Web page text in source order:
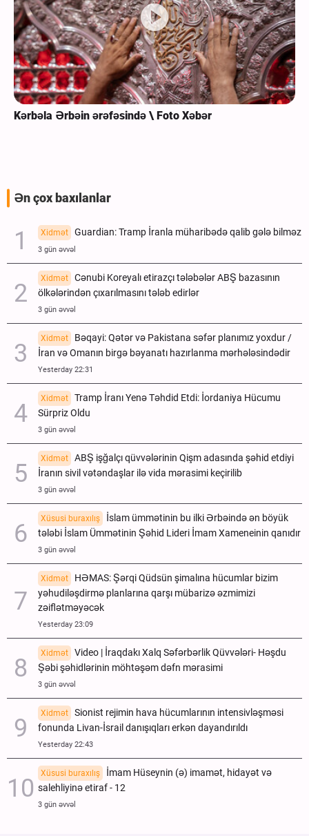
Kərbəla Ərbəin ərəfəsində \ Foto Xəbər
Ən çox baxılanlar
Xidmət Guardian: Tramp İranla müharibədə qalib gələ bilməz
3 gün əvvəl
Xidmət
Cənubi Koreyalı etirazçı tələbələr ABŞ bazasının
ölkələrindən çıxarılmasını tələb edirlər
3 gün əvvəl
Xidmət
Bəqayi: Qətər və Pakistana səfər planımız yoxdur /
İran və Omanın birgə bəyanatı hazırlanma mərhələsindədir
Yesterday 22:31
Xidmət
Tramp İranı Yenə Təhdid Etdi: İordaniya Hücumu
Sürpriz Oldu
3 gün əvvəl
Xidmət
ABŞ işğalçı qüvvələrinin Qişm adasında şəhid etdiyi
İranın sivil vətəndaşlar ilə vida mərasimi keçirilib
3 gün əvvəl
Xüsusi buraxılış
İslam ümmətinin bu ilki Ərbəində ən böyük
tələbi İslam Ümmətinin Şəhid Lideri İmam Xameneinin qanıdır
3 gün əvvəl
Xidmət
HƏMAS: Şərqi Qüdsün şimalına hücumlar bizim
yəhudiləşdirmə planlarına qarşı mübarizə əzmimizi
zəiflətməyəcək
Yesterday 23:09
Xidmət
Video | İraqdakı Xalq Səfərbərlik Qüvvələri- Həşdu
Şəbi şəhidlərinin möhtəşəm dəfn mərasimi
3 gün əvvəl
Xidmət
Sionist rejimin hava hücumlarının intensivləşməsi
fonunda Livan-İsrail danışıqları erkən dayandırıldı
Yesterday 22:43
Xüsusi buraxılış
İmam Hüseynin (ə) imamət, hidayət və
salehliyinə etiraf - 12
3 gün əvvəl